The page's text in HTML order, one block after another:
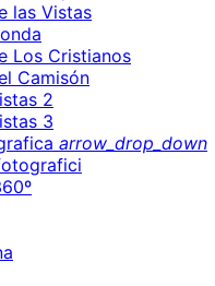
las Vistas
Los Cristianos
Camisón
2
3
arrow_drop_down